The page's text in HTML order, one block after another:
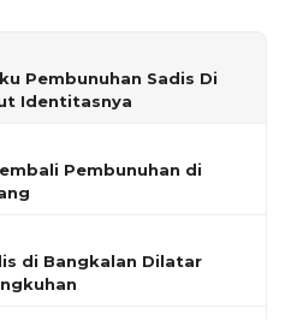
Pembunuhan Sadis Di
Identitasnya
Pembunuhan di
di Bangkalan Dilatar